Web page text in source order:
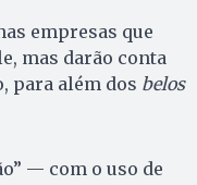
empresas que
mas darão conta
para além dos belos
— com o uso de